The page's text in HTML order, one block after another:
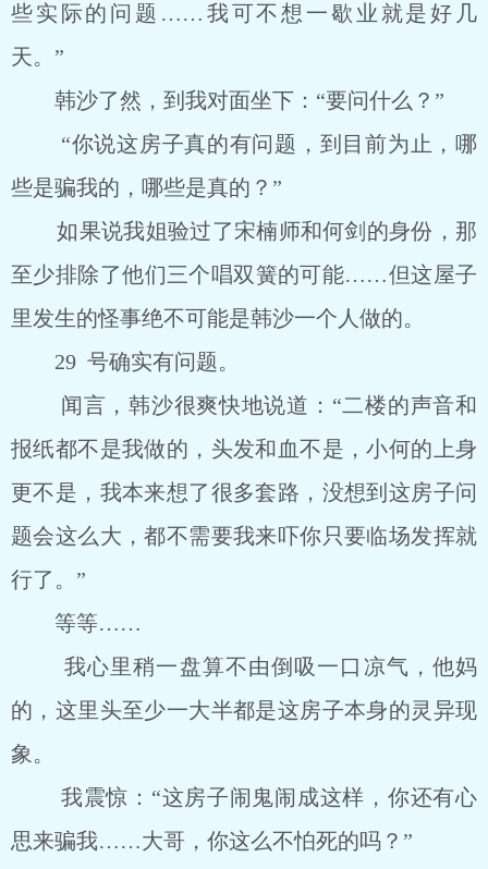
些实际的问题……我可不想一歇业就是好几
天。”
韩沙了然，到我对面坐下：“要问什么？”
“你说这房子真的有问题，到目前为止，哪
些是骗我的，哪些是真的？”
如果说我姐验过了宋楠师和何剑的身份，那
至少排除了他们三个唱双簧的可能……但这屋子
里发生的怪事绝不可能是韩沙一个人做的。
29 号确实有问题。
闻言，韩沙很爽快地说道：“二楼的声音和
报纸都不是我做的，头发和血不是，小何的上身
更不是，我本来想了很多套路，没想到这房子问
题会这么大，都不需要我来吓你只要临场发挥就
行了。”
等等……
我心里稍一盘算不由倒吸一口凉气，他妈
的，这里头至少一大半都是这房子本身的灵异现
象。
我震惊：“这房子闹鬼闹成这样，你还有心
思来骗我……大哥，你这么不怕死的吗？”